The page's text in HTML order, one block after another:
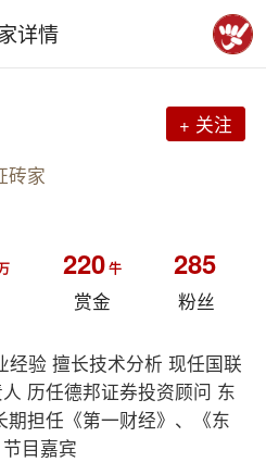
详情
砖家
+ 关注
220牛
赏金
285
粉丝
擅长技术分析 现任国联
历任德邦证券投资顾问 东
担任《第一财经》、《东
目嘉宾